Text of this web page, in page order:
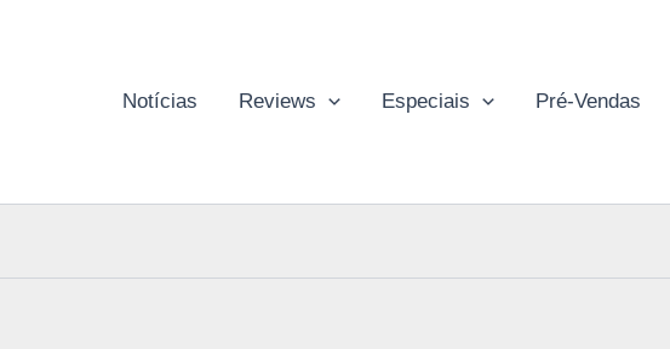
Notícias Reviews Especiais Pré-Vendas